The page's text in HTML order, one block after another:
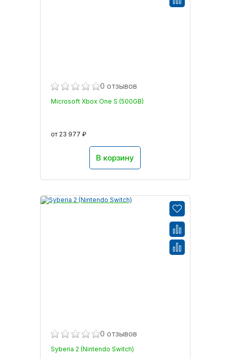
0 отзывов
Microsoft Xbox One S (500GB)
от 23 977 ₽
В корзину
0 отзывов
Syberia 2 (Nintendo Switch)